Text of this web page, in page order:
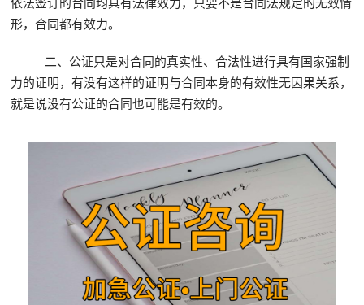
形，合同都有效力。
二、公证只是对合同的真实性、合法性进行具有国家强制
力的证明，有没有这样的证明与合同本身的有效性无因果关系，
就是说没有公证的合同也可能是有效的。